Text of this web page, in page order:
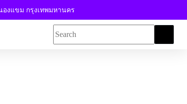
องแขม กรุงเทพมหานคร